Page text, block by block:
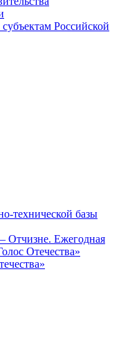
Российской
технической базы
Отчизне. Ежегодная
Отечества»